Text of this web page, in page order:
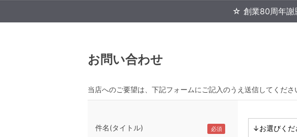
☆ 創業80周年謝
お問い合わせ
当店へのご要望は、下記フォームにご記入のうえ送信してくださ
件名(タイトル)